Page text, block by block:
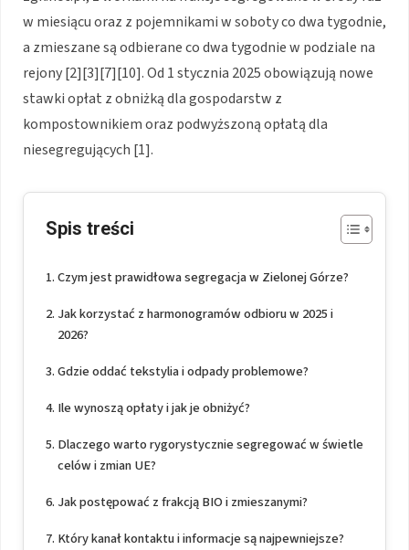
w miesiącu oraz z pojemnikami w soboty co dwa tygodnie,
a zmieszane są odbierane co dwa tygodnie w podziale na
rejony [2][3][7][10]. Od 1 stycznia 2025 obowiązują nowe
stawki opłat z obniżką dla gospodarstw z
kompostownikiem oraz podwyższoną opłatą dla
niesegregujących [1].
Spis treści
Czym jest prawidłowa segregacja w Zielonej Górze?
Jak korzystać z harmonogramów odbioru w 2025 i
2026?
Gdzie oddać tekstylia i odpady problemowe?
Ile wynoszą opłaty i jak je obniżyć?
Dlaczego warto rygorystycznie segregować w świetle
celów i zmian UE?
Jak postępować z frakcją BIO i zmieszanymi?
Który kanał kontaktu i informacje są najpewniejsze?